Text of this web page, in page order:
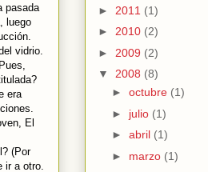
pasada
luego
vidrio.
era
El
(Por
ir a otro.
► 2011 (1)
► 2010 (2)
► 2009 (2)
▼ 2008 (8)
► octubre (1)
► julio (1)
► abril (1)
► marzo (1)